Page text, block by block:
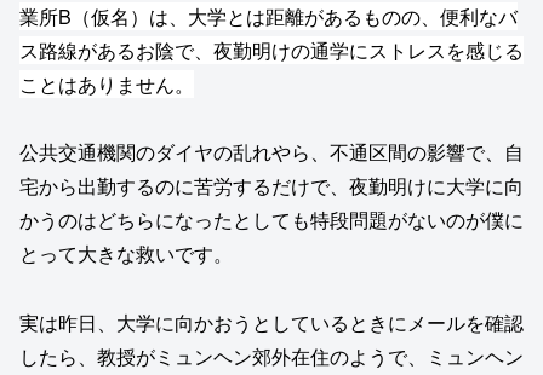
業所B（仮名）は、大学とは距離があるものの、便利なバ
ス路線があるお陰で、夜勤明けの通学にストレスを感じる
ことはありません。
公共交通機関のダイヤの乱れやら、不通区間の影響で、自
宅から出勤するのに苦労するだけで、夜勤明けに大学に向
かうのはどちらになったとしても特段問題がないのが僕に
とって大きな救いです。
実は昨日、大学に向かおうとしているときにメールを確認
したら、教授がミュンヘン郊外在住のようで、ミュンヘン